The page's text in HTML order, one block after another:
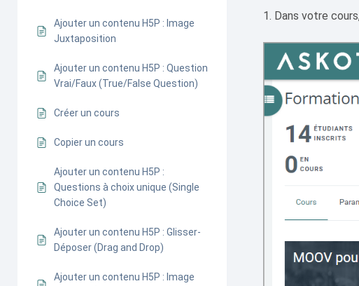
Ajouter un contenu H5P : Image
Juxtaposition
Ajouter un contenu H5P : Question
Vrai/Faux (True/False Question)
Créer un cours
Copier un cours
Ajouter un contenu H5P :
Questions à choix unique (Single
Choice Set)
Ajouter un contenu H5P : Glisser-
Déposer (Drag and Drop)
Ajouter un contenu H5P : Image
Dans votre